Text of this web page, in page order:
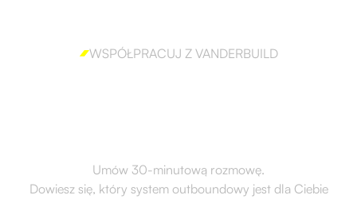
WSPÓŁPRACUJ Z VANDERBUILD
Umów 30-minutową rozmowę.
Dowiesz się, który system outboundowy jest dla Ciebie